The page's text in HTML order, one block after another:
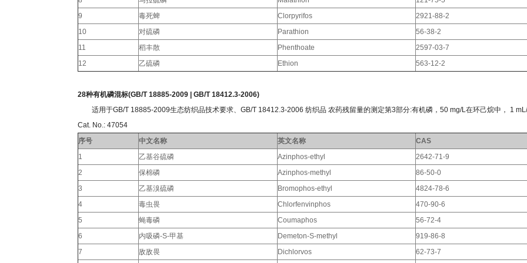
9
毒死蜱 Clorpyrifos
2921-88-2
10
对硫磷 Parathion
56-38-2
11
稻丰散 Phenthoate
2597-03-7
12
乙硫磷 Ethion 563-12-2
28种有机磷混标(GB/T 18885-2009 | GB/T 18412.3-2006)
适用于GB/T 18885-2009生态纺织品技术要求、GB/T 18412.3-2006 纺织品 农药残留量的测定第3部分:有机磷，50 mg/L在环己烷中， 1 mL/
Cat. No.: 47054
序号
中文名称 英文名称
CAS
1
乙基谷硫磷 Azinphos-ethyl
2642-71-9
2
保棉磷 Azinphos-methyl
86-50-0
3
乙基溴硫磷 Bromophos-ethyl
4824-78-6
4
毒虫畏 Chlorfenvinphos
470-90-6
5
蝇毒磷 Coumaphos
56-72-4
6
内吸磷-S-甲基 Demeton-S-methyl
919-86-8
7
敌敌畏 Dichlorvos 62-73-7